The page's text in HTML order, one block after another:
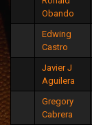
Obando
Edwing
Castro
Javier J
Aguilera
Gregory
Cabrera